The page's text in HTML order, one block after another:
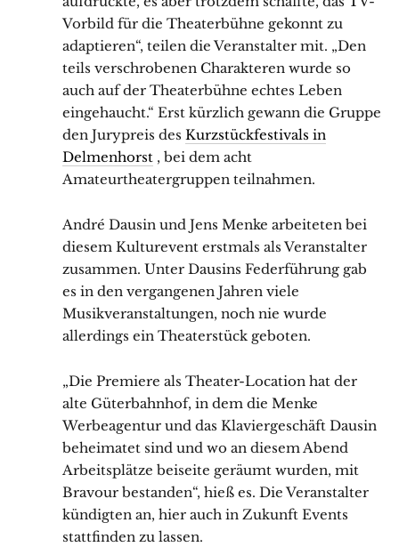
Vorbild für die Theaterbühne gekonnt zu
adaptieren“, teilen die Veranstalter mit. „Den
teils verschrobenen Charakteren wurde so
auch auf der Theaterbühne echtes Leben
eingehaucht.“ Erst kürzlich gewann die Gruppe
den Jurypreis des Kurzstückfestivals in
Delmenhorst , bei dem acht
Amateurtheatergruppen teilnahmen.
André Dausin und Jens Menke arbeiteten bei
diesem Kulturevent erstmals als Veranstalter
zusammen. Unter Dausins Federführung gab
es in den vergangenen Jahren viele
Musikveranstaltungen, noch nie wurde
allerdings ein Theaterstück geboten.
„Die Premiere als Theater-Location hat der
alte Güterbahnhof, in dem die Menke
Werbeagentur und das Klaviergeschäft Dausin
beheimatet sind und wo an diesem Abend
Arbeitsplätze beiseite geräumt wurden, mit
Bravour bestanden“, hieß es. Die Veranstalter
kündigten an, hier auch in Zukunft Events
stattfinden zu lassen.